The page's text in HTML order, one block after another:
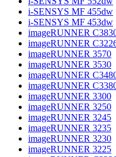
i-SENSYS MF 455dw
i-SENSYS MF 453dw
imageRUNNER
imageRUNNER
imageRUNNER 3570
imageRUNNER 3530
imageRUNNER
imageRUNNER
imageRUNNER 3300
imageRUNNER 3250
imageRUNNER 3245
imageRUNNER 3235
imageRUNNER 3230
imageRUNNER 3225